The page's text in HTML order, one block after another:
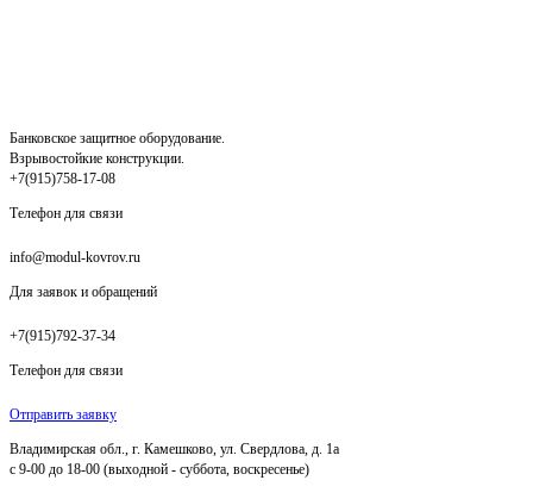
Банковское защитное оборудование.
Взрывостойкие конструкции.
+7(915)758-17-08
Телефон для связи
info@modul-kovrov.ru
Для заявок и обращений
+7(915)792-37-34
Телефон для связи
Отправить заявку
Владимирская обл., г. Камешково, ул. Свердлова, д. 1а
с 9-00 до 18-00 (выходной - суббота, воскресенье)